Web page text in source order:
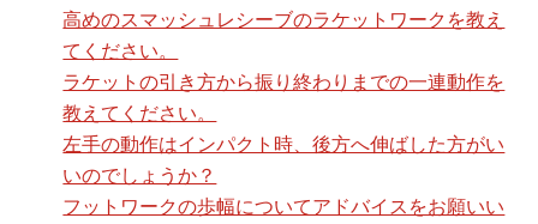
高めのスマッシュレシーブのラケットワークを教え
てください。
ラケットの引き方から振り終わりまでの一連動作を
教えてください。
左手の動作はインパクト時、後方へ伸ばした方がい
いのでしょうか？
フットワークの歩幅についてアドバイスをお願いい